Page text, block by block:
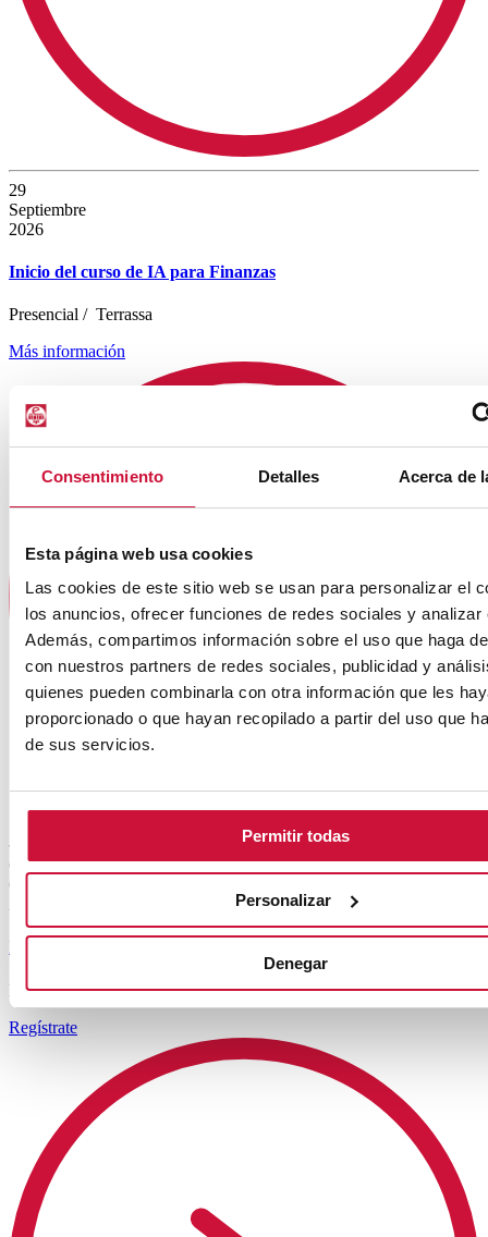
Consentimiento Detalles Acerca de
Esta página web usa cookies
Las cookies de este sitio web se usan para personalizar el
los anuncios, ofrecer funciones de redes sociales y analizar
Además, compartimos información sobre el uso que haga
con nuestros partners de redes sociales, publicidad y
quienes pueden combinarla con otra información que les
proporcionado o que hayan recopilado a partir del uso que
de sus servicios.
Permitir todas
Personalizar
Denegar
29
Septiembre
2026
Inicio del curso de IA para Finanzas
Presencial / Terrassa
Más información
6
Octubre
Inicio del curso en IA Aplicada al Marketing y Ventas
Presencial/Terrassa
Regístrate